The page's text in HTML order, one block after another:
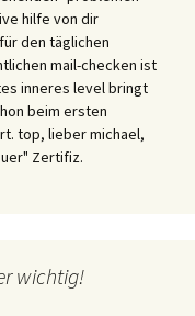
hilfe von dir
den täglichen
mail-checken ist
inneres level bringt
beim ersten
top, lieber michael,
Zertifiz.
wichtig!